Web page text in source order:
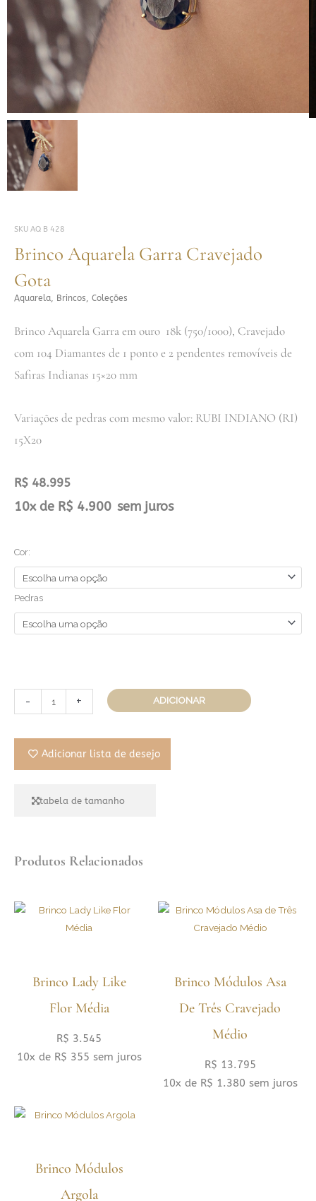
SKU AQ B 428
Brinco Aquarela Garra Cravejado
Gota
Aquarela, Brincos, Coleções
Brinco Aquarela Garra em ouro 18k (750/1000), Cravejado
com 104 Diamantes de 1 ponto e 2 pendentes removíveis de
Safiras Indianas 15×20 mm
Variações de pedras com mesmo valor: RUBI INDIANO (RI)
15X20
R$ 48.995
10x de R$ 4.900 sem juros
Cor:
Pedras
-
Brinco
Cravejado
Gota
quantidade
+ ADICIONAR
Adicionar lista de desejo
tabela de tamanho
Produtos Relacionados
Brinco Lady Like
Flor Média
R$ 3.545
10x de R$ 355 sem juros
Brinco Módulos Asa
De Três Cravejado
Médio
R$ 13.795
10x de R$ 1.380 sem juros
Brinco Módulos
Argola